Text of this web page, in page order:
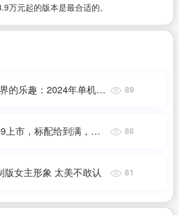
万元起的版本是最合适的。
的乐趣：2024年单机游
89
上市，标配给到满，
86
版女主形象 太美不敢认 81